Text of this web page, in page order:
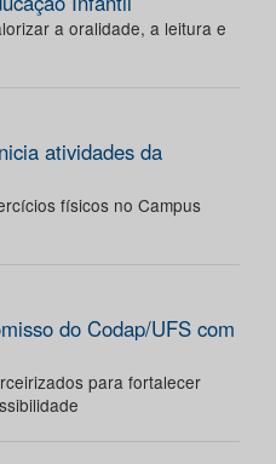
a oralidade, a leitura e
atividades da
físicos no Campus
do Codap/UFS com
para fortalecer